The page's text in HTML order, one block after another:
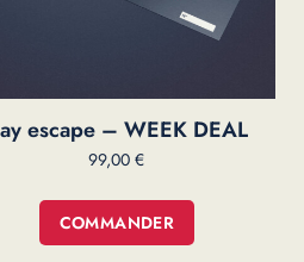
escape – WEEK DEAL
99,00€
COMMANDER